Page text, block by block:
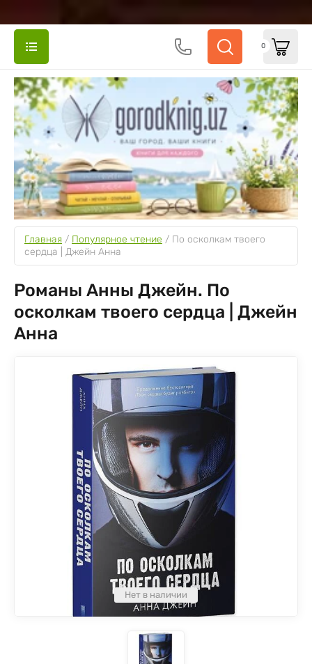
0
Главная / Популярное чтение / По осколкам твоего
сердца | Джейн Анна
Романы Анны Джейн. По
осколкам твоего сердца | Джейн
Анна
Нет в наличии